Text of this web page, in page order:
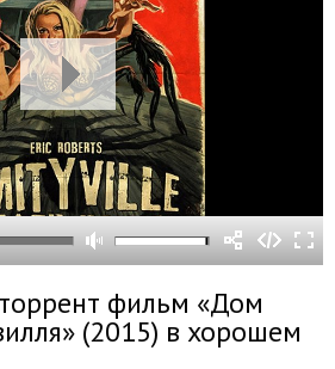
фильм «Дом
(2015) в хорошем